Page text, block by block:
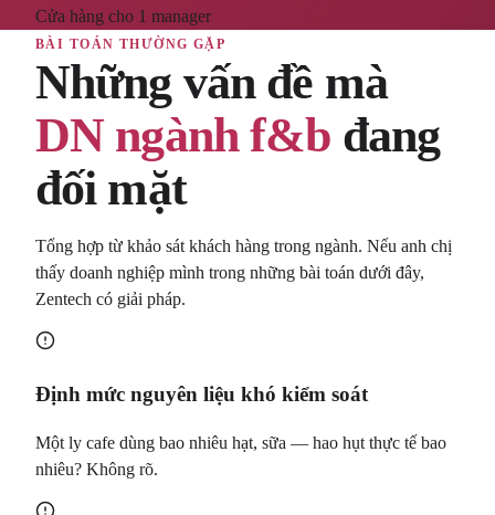
Cửa hàng cho 1 manager
BÀI TOÁN THƯỜNG GẶP
Những vấn đề mà
DN ngành f&b đang
đối mặt
Tổng hợp từ khảo sát khách hàng trong ngành. Nếu anh chị
thấy doanh nghiệp mình trong những bài toán dưới đây,
Zentech có giải pháp.
Định mức nguyên liệu khó kiểm soát
Một ly cafe dùng bao nhiêu hạt, sữa — hao hụt thực tế bao
nhiêu? Không rõ.